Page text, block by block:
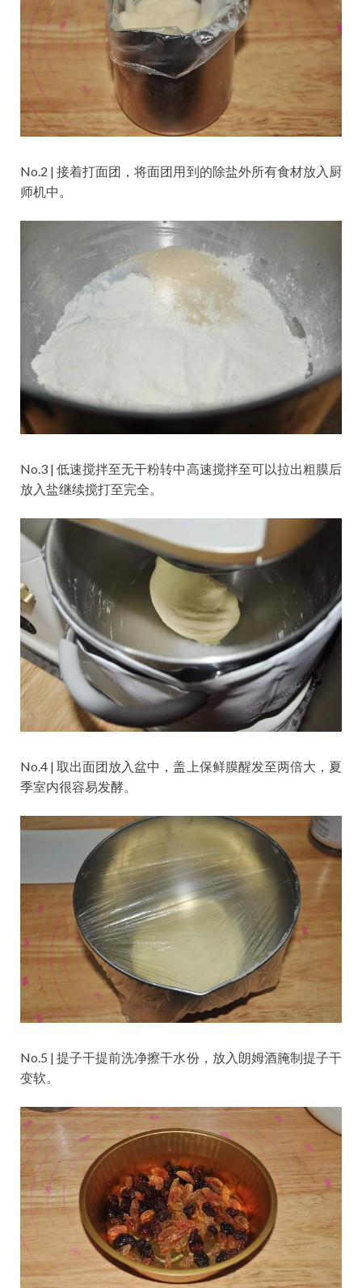
No.2 | 接着打面团，将面团用到的除盐外所有食材放入厨
师机中。
No.3 | 低速搅拌至无干粉转中高速搅拌至可以拉出粗膜后
放入盐继续搅打至完全。
No.4 | 取出面团放入盆中，盖上保鲜膜醒发至两倍大，夏
季室内很容易发酵。
No.5 | 提子干提前洗净擦干水份，放入朗姆酒腌制提子干
变软。